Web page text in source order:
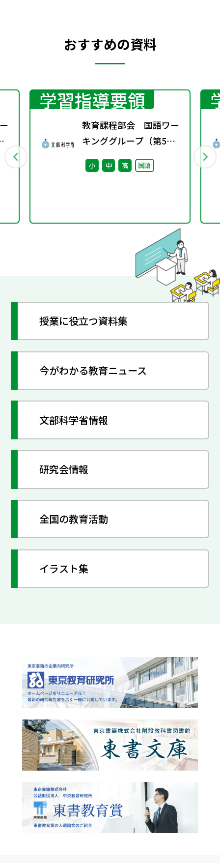
おすすめの資料
学習指導要領
教育課程部会 国語ワー
キンググループ（第5
回） 配付資料
小 中 高 国語
授業に役立つ資料集
今がわかる教育ニュース
文部科学省情報
研究会情報
全国の教育活動
イラスト集